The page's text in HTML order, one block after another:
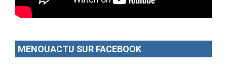
MENOUACTU SUR FACEBOOK